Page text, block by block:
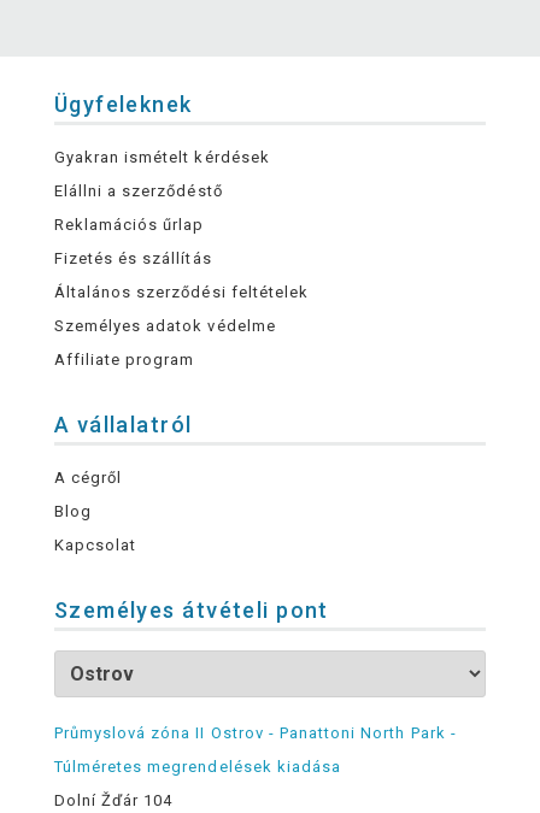
Ügyfeleknek
Gyakran ismételt kérdések
Elállni a szerződéstő
Reklamációs űrlap
Fizetés és szállítás
Általános szerződési feltételek
Személyes adatok védelme
Affiliate program
A vállalatról
A cégről
Blog
Kapcsolat
Személyes átvételi pont
Průmyslová zóna II Ostrov - Panattoni North Park -
Túlméretes megrendelések kiadása
Dolní Žďár 104